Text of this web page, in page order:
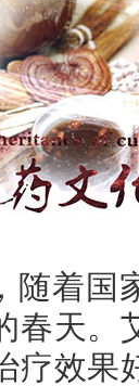
随着国
春天。
疗效果